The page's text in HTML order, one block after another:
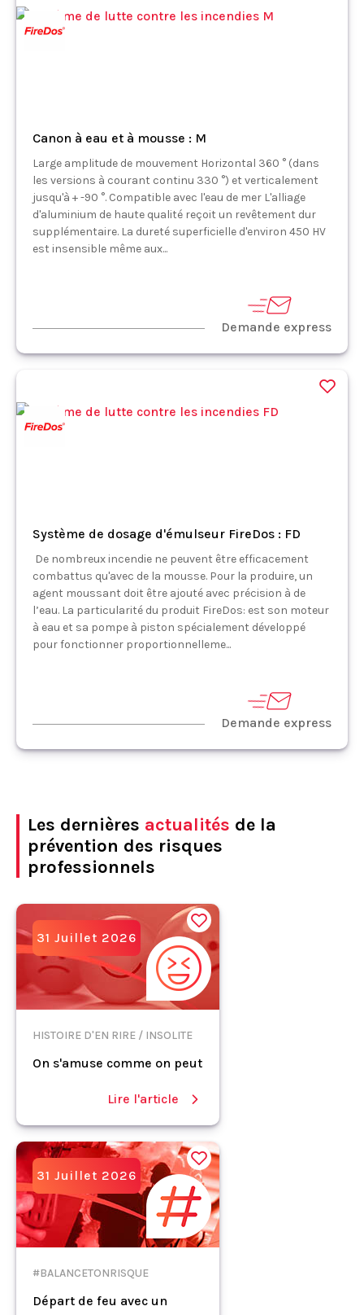
Canon à eau et à mousse : M
Large amplitude de mouvement Horizontal 360 ° (dans
les versions à courant continu 330 °) et verticalement
jusqu'à + -90 °. Compatible avec l'eau de mer L'alliage
d'aluminium de haute qualité reçoit un revêtement dur
supplémentaire. La dureté superficielle d'environ 450 HV
est insensible même aux...
Demande express
Système de dosage d'émulseur FireDos : FD
De nombreux incendie ne peuvent être efficacement
combattus qu'avec de la mousse. Pour la produire, un
agent moussant doit être ajouté avec précision à de
l’eau. La particularité du produit FireDos: est son moteur
à eau et sa pompe à piston spécialement développé
pour fonctionner proportionnelleme...
Demande express
Les dernières actualités de la
prévention des risques
professionnels
31 Juillet 2026
HISTOIRE D'EN RIRE / INSOLITE
On s'amuse comme on peut
Lire l'article
31 Juillet 2026
#BALANCETONRISQUE
Départ de feu avec un